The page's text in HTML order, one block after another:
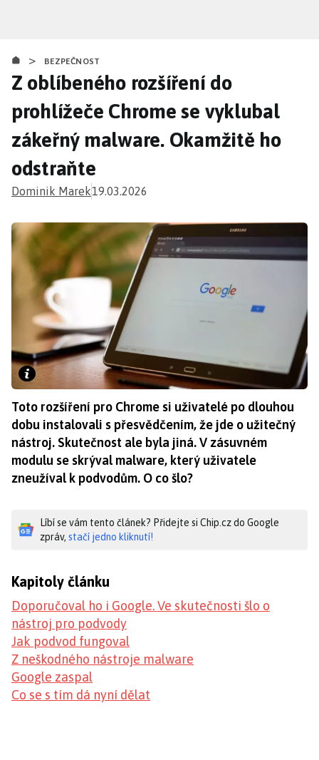
obsahu
> BEZPEČNOST
Z oblíbeného rozšíření do
prohlížeče Chrome se vyklubal
zákeřný malware. Okamžitě ho
odstraňte
Dominik Marek19.03.2026
Toto rozšíření pro Chrome si uživatelé po dlouhou
dobu instalovali s přesvědčením, že jde o užitečný
nástroj. Skutečnost ale byla jiná. V zásuvném
modulu se skrýval malware, který uživatele
zneužíval k podvodům. O co šlo?
Líbí se vám tento článek? Přidejte si Chip.cz do Google
zpráv, stačí jedno kliknutí!
Kapitoly článku
Doporučoval ho i Google. Ve skutečnosti šlo o
nástroj pro podvody
Jak podvod fungoval
Z neškodného nástroje malware
Google zaspal
Co se s tím dá nyní dělat